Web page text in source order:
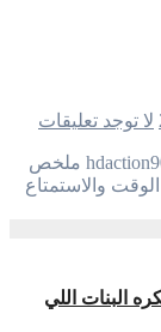
لا توجد تعليقات
والاستمتاع
البنات اللي